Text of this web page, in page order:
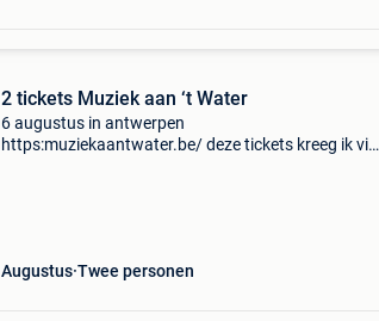
2 tickets Muziek aan ‘t Water
6 augustus in antwerpen
https:muziekaantwater.be/ deze tickets kreeg ik via
Augustus Twee personen